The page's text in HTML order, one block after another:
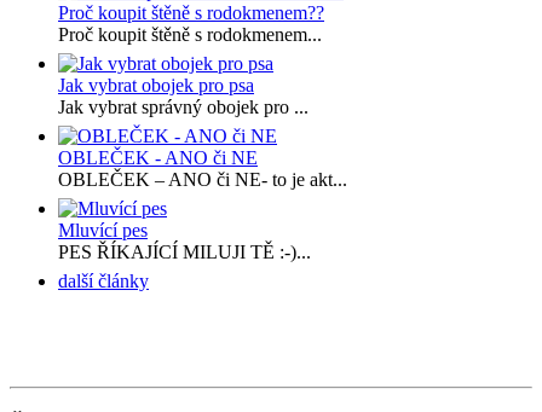
Proč koupit štěně s rodokmenem??
Proč koupit štěně s rodokmenem...
Jak vybrat obojek pro psa
Jak vybrat správný obojek pro ...
OBLEČEK - ANO či NE
OBLEČEK – ANO či NE- to je akt...
Mluvící pes
PES ŘÍKAJÍCÍ MILUJI TĚ :-)...
další články